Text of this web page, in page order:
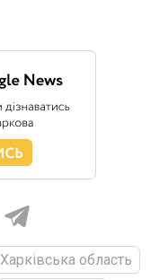
Харківська область